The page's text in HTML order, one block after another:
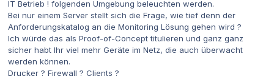
IT Betrieb ! folgenden Umgebung beleuchten werden.
Bei nur einem Server stellt sich die Frage, wie tief denn der
Anforderungskatalog an die Monitoring Lösung gehen wird ?
Ich würde das als Proof-of-Concept titulieren und ganz ganz
sicher habt Ihr viel mehr Geräte im Netz, die auch überwacht
werden können.
Drucker ? Firewall ? Clients ?